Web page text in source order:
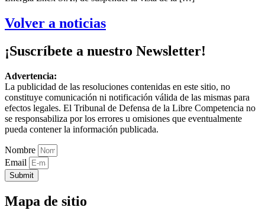
Volver a noticias
¡Suscríbete a nuestro Newsletter!
Advertencia:
La publicidad de las resoluciones contenidas en este sitio, no
constituye comunicación ni notificación válida de las mismas para
efectos legales. El Tribunal de Defensa de la Libre Competencia no
se responsabiliza por los errores u omisiones que eventualmente
pueda contener la información publicada.
Nombre
Email
Submit
Mapa de sitio